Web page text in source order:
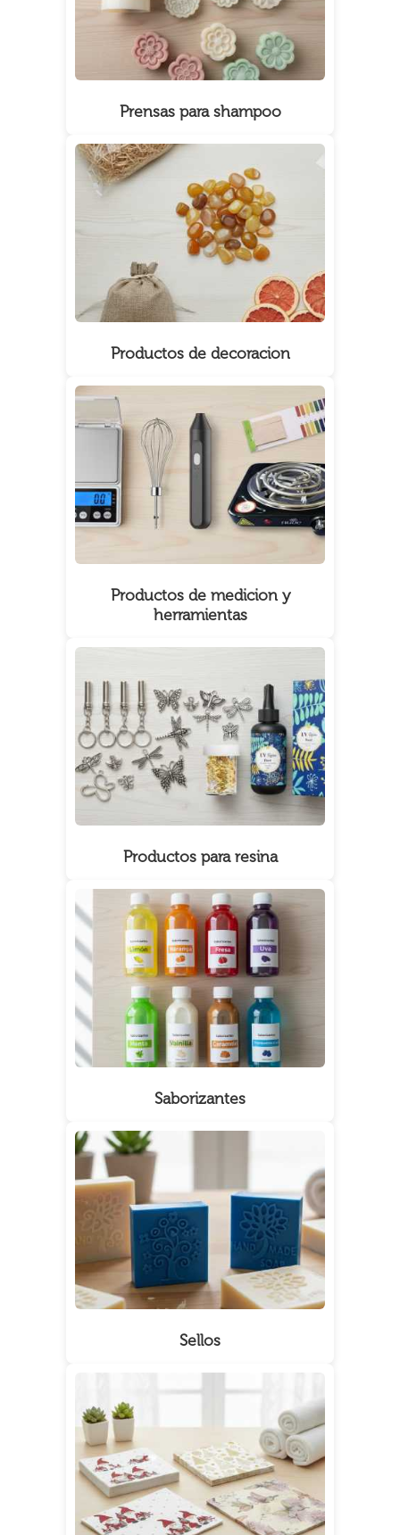
Prensas para shampoo
Productos de decoracion
Productos de medicion y
herramientas
Productos para resina
Saborizantes
Sellos